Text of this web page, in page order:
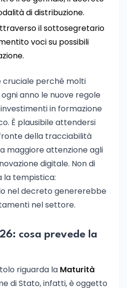
di distribuzione.
il sottosegretario
voci su possibili
cruciale perché molti
anno le nuove regole
in formazione
È plausibile attendersi
della tracciabilità
maggiore attenzione agli
digitale. Non di
la tempistica:
nel decreto genererebbe
nel settore.
cosa prevede la
riguarda la Maturità
di Stato, infatti, è oggetto